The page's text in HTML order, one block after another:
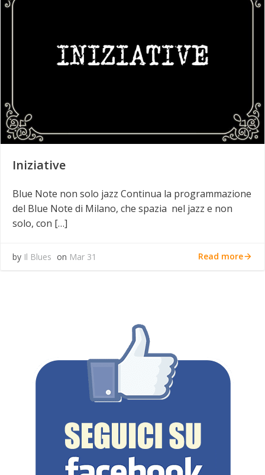
Iniziative
Blue Note non solo jazz Continua la programmazione
del Blue Note di Milano, che spazia nel jazz e non
solo, con […]
by Il Blues on Mar 31 Read more